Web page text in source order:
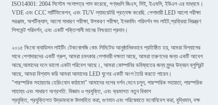
ISO14001: 2004 সিস্টেম শংসাপত্র পাস করেছে, পণ্যগুলি জিএস, সিই, ইএমসি, ইউএল এর মাধ্যমে।
VDE এবং CCC সার্টিফিকেশন, এবং TUV ল্যাবরেটরি প্রত্যক্ষ করেছি. পেশাদারী LED আলো পরীক্ষা
সরঞ্জাম, অপটিক্যাল, আলো সাধারণ পরীক্ষা, উপকরণ পরীক্ষা, ইনকামিং পরিদর্শন সব লাইট,প্রক্রিয়া নিয়ন্ত্রণ
শিপমেন্ট পরিদর্শন, এবং একটি শক্তিশালী মানের নিশ্চয়তা প্রদান।
২০১৫ নিংবো ক্যাডিসন লাইটিং টেকনোলজি কোং লিমিটেড আনুষ্ঠানিকভাবে প্রতিষ্ঠিত হয়, আমরা বিশ্বাসের
সাথে পেশাদারদের একটি গ্রুপ, আমরা চমৎকার পেশাদারী দক্ষতা আছে, আমরা তরুণদের জন্য একটি আবেগ
আছে,আমাদের দলে ভালো একটা পরিবেশ আছে।, আমরা কোম্পানির ভবিষ্যতের জন্য সুন্দর উন্নয়ন ব্লুপ্রিন্ট
আছে, আমরা বিশ্বাস করি আমরা আমাদের LED যুগের একটি অংশ তৈরি করতে পারেন।
"পারস্পরিক সহায়তার হেরিংবোন কাঠামো" আমাদের দলের দর্শন মেনে চলুন, পারস্পরিক সহায়তা, পারস্পরিক
সাহায্য এবং সাধারণ অগ্রগতি. বিজ্ঞান ও প্রযুক্তি, এবং ক্রমাগত নতুন বিকাশ
প্রযুক্তি, প্রযুক্তিগত উদ্ভাবনকে উৎসাহিত করা, গুণমান এবং পরিষেবাতে মনোনিবেশ করা, বুদ্ধিমান, দক্ষ